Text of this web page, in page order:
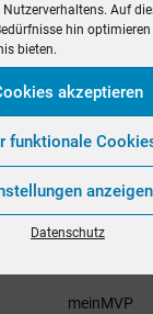
Auf
hin
bieten.
akzeptieren
funktionale
anzeigen
Datenschutz
meinMVP